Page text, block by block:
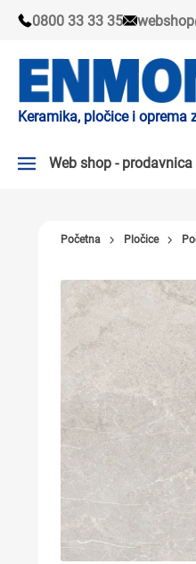
0800 33 33 35
Keramika, pločice i oprema
Web shop - prodavnica
PLOČICE
SLAVINE
KADE I TUŠ KABINE
SANITARIJE
TUŠEVI
PODNE I ZIDNE OBLOGE
LAJSNE ZA PLOČICE
Početna Pločice